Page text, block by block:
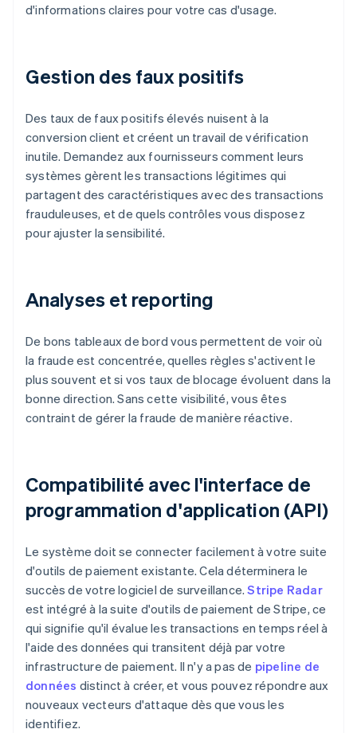
d'informations claires pour votre cas d'usage.
Gestion des faux positifs
Des taux de faux positifs élevés nuisent à la
conversion client et créent un travail de vérification
inutile. Demandez aux fournisseurs comment leurs
systèmes gèrent les transactions légitimes qui
partagent des caractéristiques avec des transactions
frauduleuses, et de quels contrôles vous disposez
pour ajuster la sensibilité.
Analyses et reporting
De bons tableaux de bord vous permettent de voir où
la fraude est concentrée, quelles règles s'activent le
plus souvent et si vos taux de blocage évoluent dans la
bonne direction. Sans cette visibilité, vous êtes
contraint de gérer la fraude de manière réactive.
Compatibilité avec l'interface de
programmation d'application (API)
Le système doit se connecter facilement à votre suite
d'outils de paiement existante. Cela déterminera le
succès de votre logiciel de surveillance.Stripe Radar
est intégré à la suite d'outils de paiement de Stripe, ce
qui signifie qu'il évalue les transactions en temps réel à
l'aide des données qui transitent déjà par votre
infrastructure de paiement. Il n'y a pas de pipeline de
données distinct à créer, et vous pouvez répondre aux
nouveaux vecteurs d'attaque dès que vous les
identifiez.